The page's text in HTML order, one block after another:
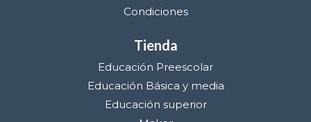
Condiciones
Tienda
Educación Preescolar
Educación Básica y media
Educación superior